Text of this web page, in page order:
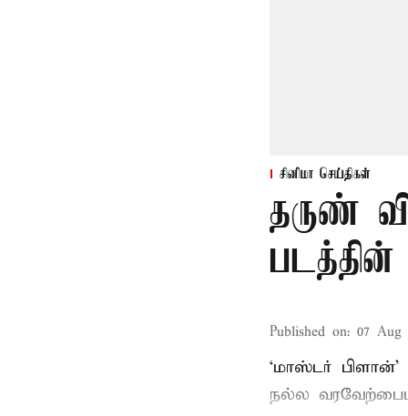
சினிமா செய்திகள்
தருண்
Published on: 07 Aug
‘மாஸ்டர்
நல்ல வரவேற்பைப்